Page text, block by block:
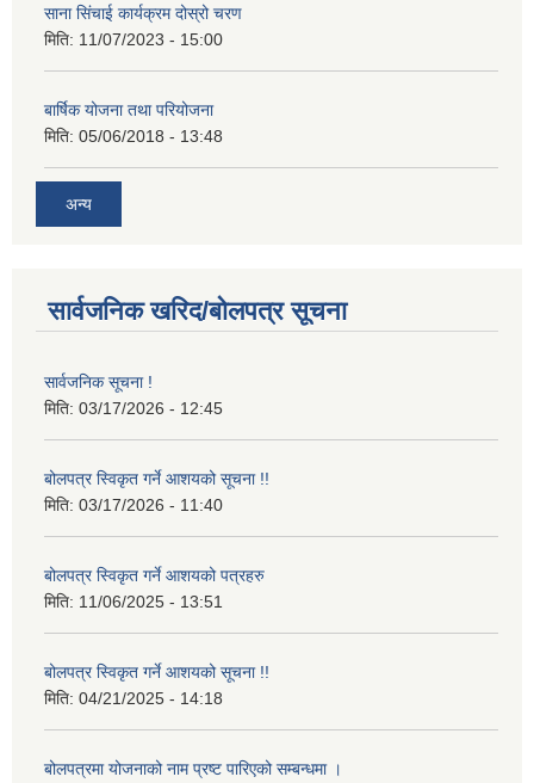
साना सिंचाई कार्यक्रम दोस्रो चरण
मिति: 11/07/2023 - 15:00
बार्षिक योजना तथा परियोजना
मिति: 05/06/2018 - 13:48
अन्य
सार्वजनिक खरिद/बोलपत्र सूचना
सार्वजनिक सूचना !
मिति: 03/17/2026 - 12:45
बोलपत्र स्विकृत गर्ने आशयको सूचना !!
मिति: 03/17/2026 - 11:40
बोलपत्र स्विकृत गर्ने आशयको पत्रहरु
मिति: 11/06/2025 - 13:51
बोलपत्र स्विकृत गर्ने आशयको सूचना !!
मिति: 04/21/2025 - 14:18
बोलपत्रमा योजनाको नाम प्रष्ट पारिएको सम्बन्धमा ।